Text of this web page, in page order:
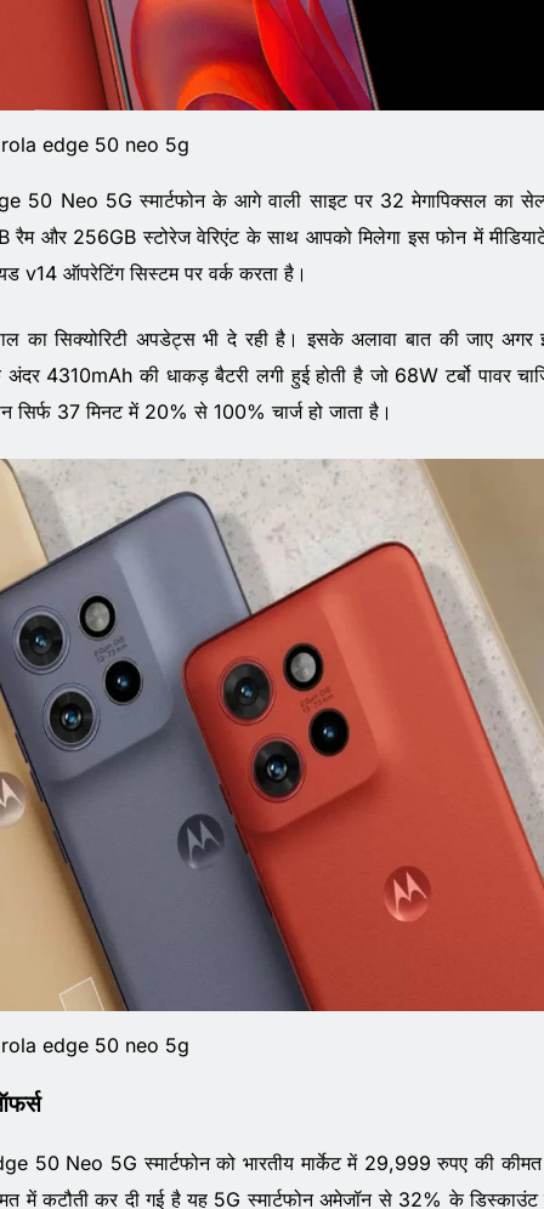
edge 50 neo 5g
50 Neo 5G स्मार्टफोन के आगे वाली साइट पर 32 मेगापिक्सल का
रैम और 256GB स्टोरेज वेरिएंट के साथ आपको मिलेगा इस फोन में
v14 ऑपरेटिंग सिस्टम पर वर्क करता है।
सिक्योरिटी अपडेट्स भी दे रही है। इसके अलावा बात की जाए अगर
4310mAh की धाकड़ बैटरी लगी हुई होती है जो 68W टर्बो पावर
सिर्फ 37 मिनट में 20% से 100% चार्ज हो जाता है।
edge 50 neo 5g
50 Neo 5G स्मार्टफोन को भारतीय मार्केट में 29,999 रुपए की
में कटौती कर दी गई है यह 5G स्मार्टफोन अमेजॉन से 32% के डिस्काउंट